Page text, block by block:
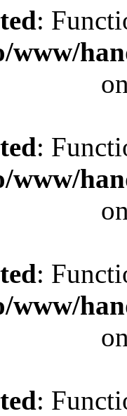
:
:
:
: